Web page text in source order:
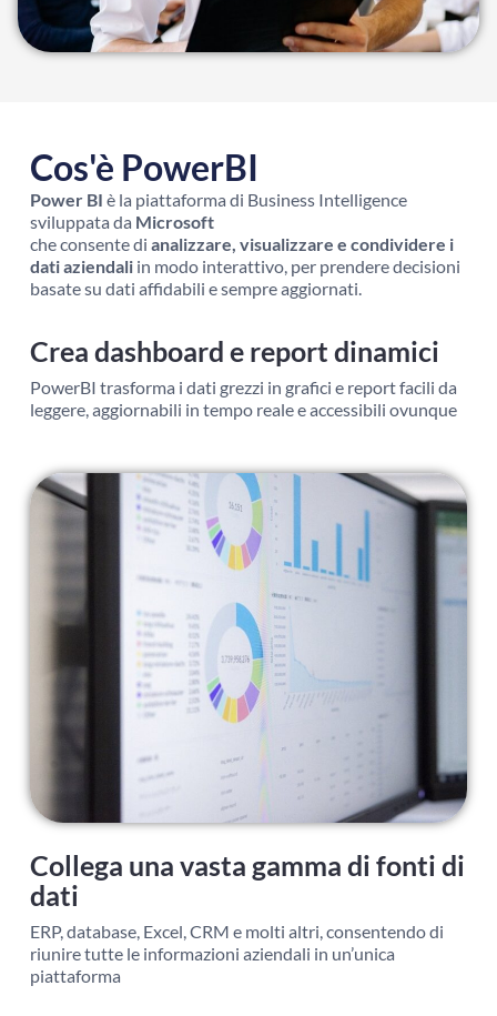
Cos'è PowerBI
Power BI è la piattaforma di Business Intelligence
sviluppata da Microsoft
che consente di analizzare, visualizzare e condividere i
dati aziendaliin modo interattivo, per prendere decisioni
basate su dati affidabili e sempre aggiornati.
Crea dashboard e report dinamici
PowerBI trasforma i dati grezzi in grafici e report facili da
leggere, aggiornabili in tempo reale e accessibili ovunque
Collega una vasta gamma di fonti di
dati
ERP, database, Excel, CRM e molti altri, consentendo di
riunire tutte le informazioni aziendali in un’unica
piattaforma